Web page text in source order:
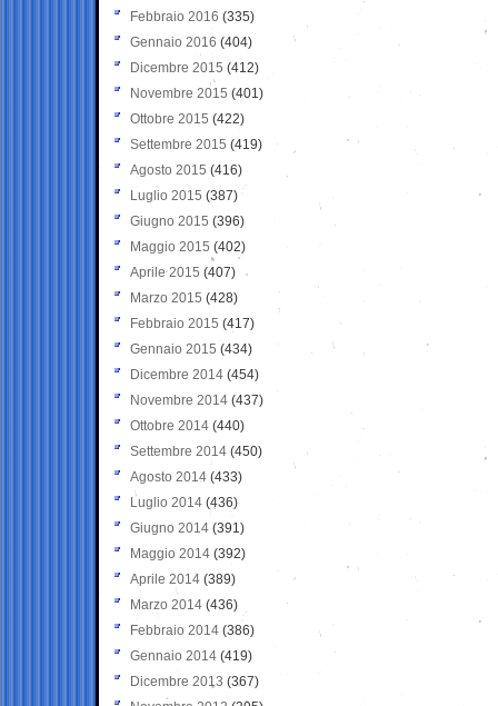
Febbraio 2016 (335)
Gennaio 2016 (404)
Dicembre 2015 (412)
Novembre 2015 (401)
Ottobre 2015 (422)
Settembre 2015 (419)
Agosto 2015 (416)
Luglio 2015 (387)
Giugno 2015 (396)
Maggio 2015 (402)
Aprile 2015 (407)
Marzo 2015 (428)
Febbraio 2015 (417)
Gennaio 2015 (434)
Dicembre 2014 (454)
Novembre 2014 (437)
Ottobre 2014 (440)
Settembre 2014 (450)
Agosto 2014 (433)
Luglio 2014 (436)
Giugno 2014 (391)
Maggio 2014 (392)
Aprile 2014 (389)
Marzo 2014 (436)
Febbraio 2014 (386)
Gennaio 2014 (419)
Dicembre 2013 (367)